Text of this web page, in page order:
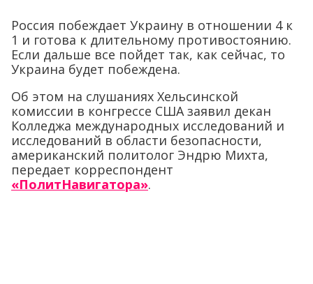
Россия побеждает Украину в отношении 4 к
1 и готова к длительному противостоянию.
Если дальше все пойдет так, как сейчас, то
Украина будет побеждена.
Об этом на слушаниях Хельсинской
комиссии в конгрессе США заявил декан
Колледжа международных исследований и
исследований в области безопасности,
американский политолог Эндрю Михта,
передает корреспондент
«ПолитНавигатора».